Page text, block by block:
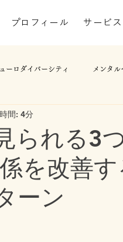
プロフィール サービス
ーロダイバーシティ メンタル
られる3
を改善
ーン
間: 4分